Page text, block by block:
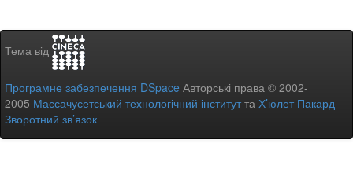
Тема від
Програмне забезпечення DSpace Авторські права © 2002-
2005 Массачусетський технологічний інститутта Х’юлет Пакард -
Зворотний зв’язок